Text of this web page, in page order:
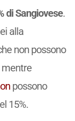
di Sangiovese.
alla
non possono
mentre
possono
15%.